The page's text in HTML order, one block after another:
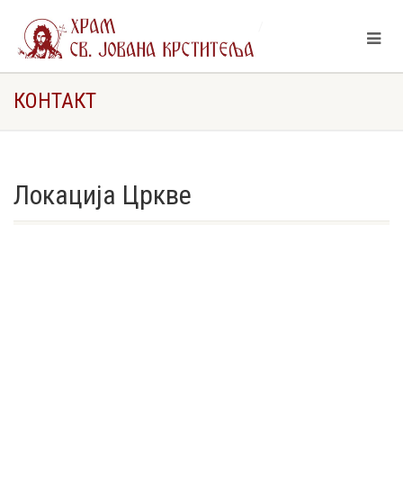
Храм Св. Јована Крститеља Кончарево
КОНТАКТ
Локација Цркве